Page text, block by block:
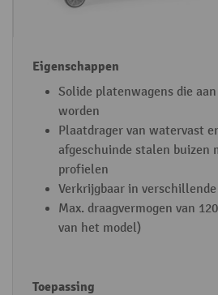
Solide platenwagens die
worden
Plaatdrager van watervast
afgeschuinde stalen buizen
profielen
Verkrijgbaar in
Max. draagvermogen van
van het model)